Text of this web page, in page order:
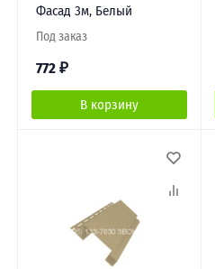
Фасад 3м, Белый
Под заказ
772 ₽
В корзину